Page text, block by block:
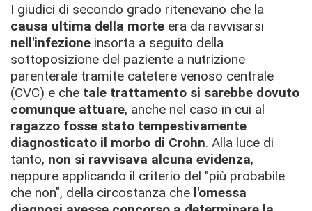
I giudici di secondo grado ritenevano che la
causa ultima della morte era da ravvisarsi
nell'infezione insorta a seguito della
sottoposizione del paziente a nutrizione
parenterale tramite catetere venoso centrale
(CVC) e che tale trattamento si sarebbe dovuto
comunque attuare, anche nel caso in cui al
ragazzo fosse stato tempestivamente
diagnosticato il morbo di Crohn. Alla luce di
tanto, non si ravvisava alcuna evidenza,
neppure applicando il criterio del "più probabile
che non", della circostanza che l'omessa